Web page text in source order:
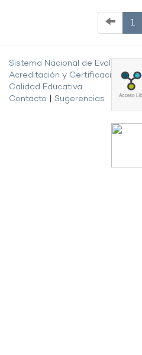
1
Sistema Nacional de Evaluación,
Acreditación y Certificación de la
Calidad Educativa
Contacto
Sugerencias